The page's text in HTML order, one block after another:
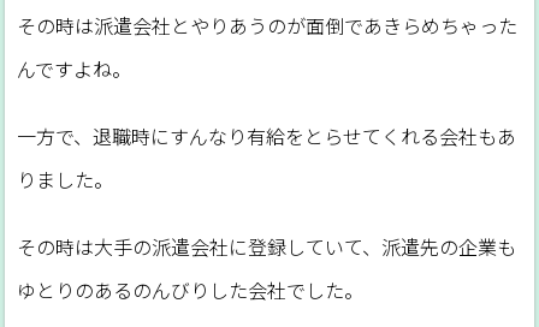
その時は派遣会社とやりあうのが面倒であきらめちゃった
んですよね。
一方で、退職時にすんなり有給をとらせてくれる会社もあ
りました。
その時は大手の派遣会社に登録していて、派遣先の企業も
ゆとりのあるのんびりした会社でした。